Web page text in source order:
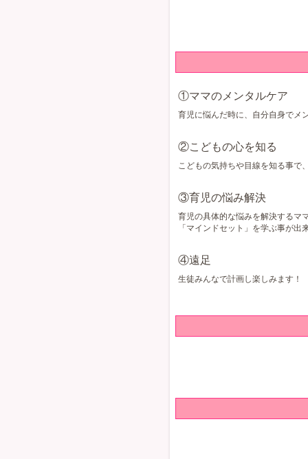
①ママのメンタルケア
育児に悩んだ時に、自分自身でメ
②こどもの心を知る
こどもの気持ちや目線を知る事で
③育児の悩み解決
育児の具体的な悩みを解決するマ
「マインドセット」を学ぶ事が出
④遠足
生徒みんなで計画し楽しみます！